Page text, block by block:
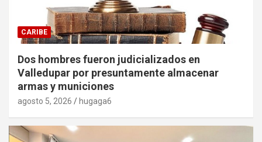
CARIBE
Dos hombres fueron judicializados en
Valledupar por presuntamente almacenar
armas y municiones
agosto 5, 2026 hugaga6